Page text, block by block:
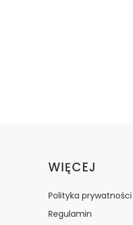
WIĘCEJ
Polityka prywatności
Regulamin